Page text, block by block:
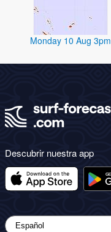
Monday 10 Aug 3pm
Descubrir nuestra app